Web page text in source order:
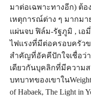
มาต่อเฉพาะทางอีก) ต้อ
เหตุการณ์ต่าง ๆ มากม
แผ่นจบ ฟิล์ม-รัฐภูมิ , เอ
ไฟแรงที่มีต่อครอบครัว
สำคัญที่อัคคีปักใจเชื่อว่
เดียวกันบุคลิกที่มีความ
บทบาทของเขาใน
of Habaek, The Light in